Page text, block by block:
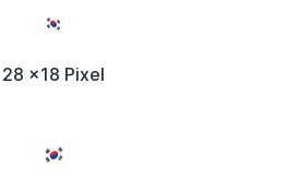
28 x18 Pixel